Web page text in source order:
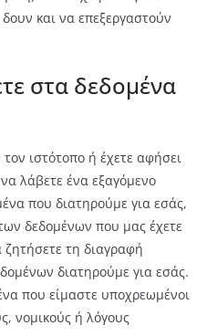
και να επεξεργαστούν
στα δεδομένα
ιστότοπο ή έχετε αφήσει
λάβετε ένα εξαγόμενο
που διατηρούμε για εσάς,
δεδομένων που μας έχετε
τη διαγραφή
διατηρούμε για εσάς.
που είμαστε υποχρεωμένοι
νομικούς ή λόγους